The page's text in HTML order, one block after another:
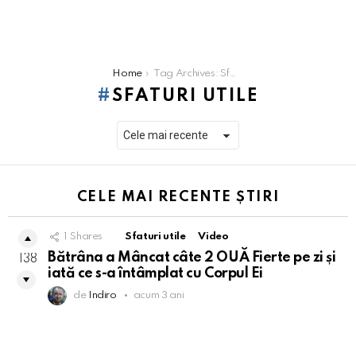
Home Tag Archives: Sfaturi Utile
SFATURI UTILE
CELE MAI RECENTE ȘTIRI
1 Shares Sfaturi utile Video
Bătrâna a Mâncat câte 2 OUĂ Fierte pe zi și
iată ce s-a întâmplat cu Corpul Ei
de Indiro acum 3 ani
138